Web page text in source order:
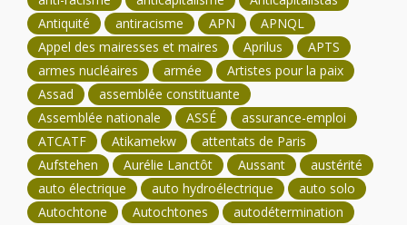
Antiquité
antiracisme APN
APNQL
Appel des mairesses et maires
Aprilus
APTS
armes nucléaires
armée
Artistes pour la paix
Assad
assemblée constituante
Assemblée nationale
ASSÉ
assurance-emploi
ATCATF
Atikamekw
attentats de Paris
Aufstehen
Aurélie Lanctôt Aussant
austérité
auto électrique
auto hydroélectrique
auto solo
Autochtone
Autochtones
autodétermination